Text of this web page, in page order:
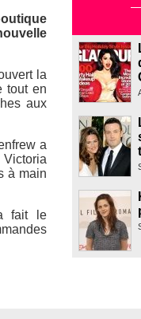
la
tout en
aux
a
Victoria
à main
fait le